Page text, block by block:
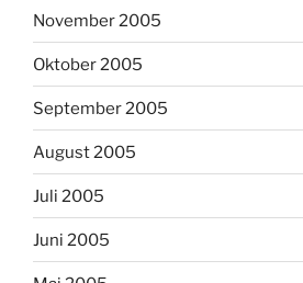
November 2005
Oktober 2005
September 2005
August 2005
Juli 2005
Juni 2005